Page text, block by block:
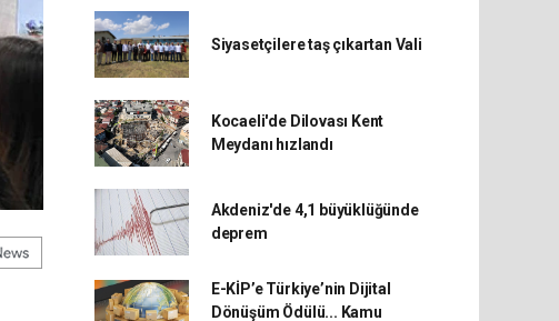
Siyasetçilere taş çıkartan Vali
Kocaeli'de Dilovası Kent
Meydanı hızlandı
Akdeniz'de 4,1 büyüklüğünde
deprem
E-KİP’e Türkiye’nin Dijital
Dönüşüm Ödülü... Kamu